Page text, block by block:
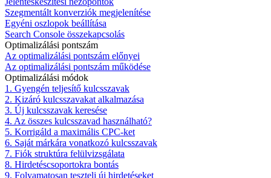
Szegmentált konverziók megjelenítése
Egyéni oszlopok beállítása
Search Console összekapcsolás
Optimalizálási pontszám
Az optimalizálási pontszám előnyei
Az optimalizálási pontszám működése
Optimalizálási módok
1. Gyengén teljesítő kulcsszavak
2. Kizáró kulcsszavakat alkalmazása
3. Új kulcsszavak keresése
4. Az összes kulcsszavad használható?
5. Korrigáld a maximális CPC-ket
6. Saját márkára vonatkozó kulcsszavak
7. Fiók struktúra felülvizsgálata
8. Hirdetéscsoportokra bontás
9. Folyamatosan tesztelj új hirdetéseket